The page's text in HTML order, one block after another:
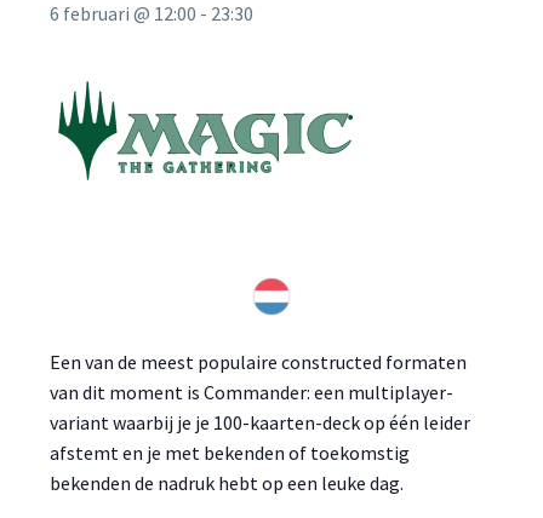
6 februari @ 12:00 - 23:30
Een van de meest populaire constructed formaten
van dit moment is Commander: een multiplayer-
variant waarbij je je 100-kaarten-deck op één leider
afstemt en je met bekenden of toekomstig
bekenden de nadruk hebt op een leuke dag.